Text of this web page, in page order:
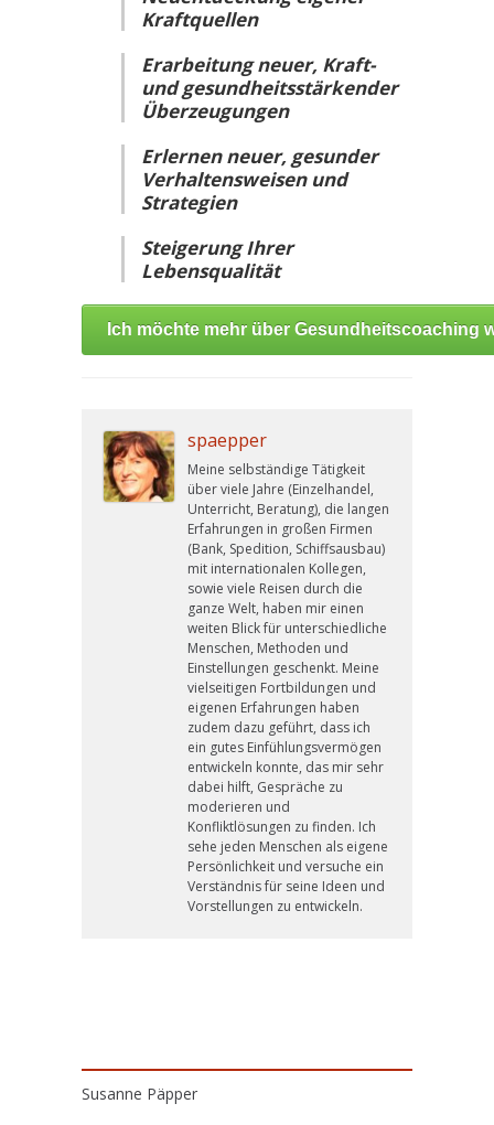
Kraftquellen
Erarbeitung neuer, Kraft-
und gesundheitsstärkender
Überzeugungen
Erlernen neuer, gesunder
Verhaltensweisen und
Strategien
Steigerung Ihrer
Lebensqualität
Ich möchte mehr über Gesundheitscoaching
spaepper
Meine selbständige Tätigkeit
über viele Jahre (Einzelhandel,
Unterricht, Beratung), die langen
Erfahrungen in großen Firmen
(Bank, Spedition, Schiffsausbau)
mit internationalen Kollegen,
sowie viele Reisen durch die
ganze Welt, haben mir einen
weiten Blick für unterschiedliche
Menschen, Methoden und
Einstellungen geschenkt. Meine
vielseitigen Fortbildungen und
eigenen Erfahrungen haben
zudem dazu geführt, dass ich
ein gutes Einfühlungsvermögen
entwickeln konnte, das mir sehr
dabei hilft, Gespräche zu
moderieren und
Konfliktlösungen zu finden. Ich
sehe jeden Menschen als eigene
Persönlichkeit und versuche ein
Verständnis für seine Ideen und
Vorstellungen zu entwickeln.
Susanne Päpper